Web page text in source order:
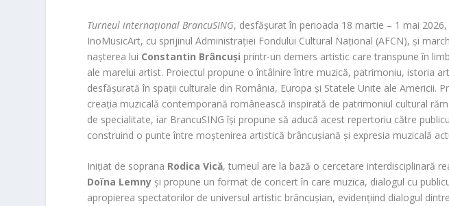
Turneul internațional BrancuSING, desfășurat în perioada 18 martie – 1 mai
InoMusicArt, cu sprijinul Administrației Fondului Cultural Național (AFCN), și
nașterea lui Constantin Brâncuși printr-un demers artistic care transpune în
ale marelui artist. Proiectul propune o întâlnire între muzică, patrimoniu, istoria
desfășurată în spații culturale din România, Europa și Statele Unite ale Americii.
creația muzicală contemporană românească inspirată de patrimoniul cultural
de specialitate, iar BrancuSING își propune să aducă acest repertoriu către
construind o punte între moștenirea artistică brâncușiană și expresia muzicală
Inițiat de soprana Rodica Vică, turneul are la bază o cercetare interdisciplinară
Doïna Lemny și propune un format de concert în care muzica, dialogul cu
apropierea spectatorilor de universul artistic brâncușian, evidențiind dialogul